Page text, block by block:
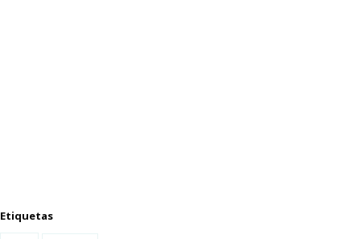
Etiquetas